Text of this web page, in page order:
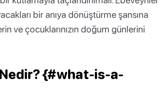
bir anıya dönüştürme şansına
ve çocuklarınızın doğum günlerini
Nedir? {#what-is-a-